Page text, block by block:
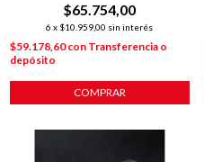
INDUCCIÓN
$65.754,00
6 x $10.959,00 sin interés
$59.178,60con Transferencia o
depósito
COMPRAR